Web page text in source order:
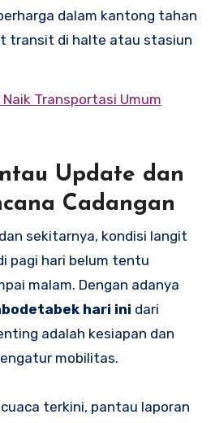
dalam kantong tahan
transit di halte atau stasiun
Transportasi Umum
Update dan
Cadangan
sekitarnya, kondisi langit
pagi hari belum tentu
malam. Dengan adanya
hari ini dari
adalah kesiapan dan
mobilitas.
terkini, pantau laporan